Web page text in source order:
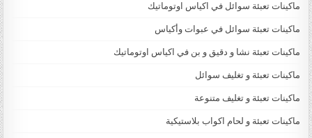
ماكينات تعبئة سوائل في اكياس اوتوماتيك
ماكينات تعبئة سوائل في عبوات وأكياس
ماكينات تعبئة نشا و دقيق و بن في اكياس اوتوماتيك
ماكينات تعبئة و تغليف سوائل
ماكينات تعبئة و تغليف متنوعة
ماكينات تعبئة و لحام اكواب بلاستيكية